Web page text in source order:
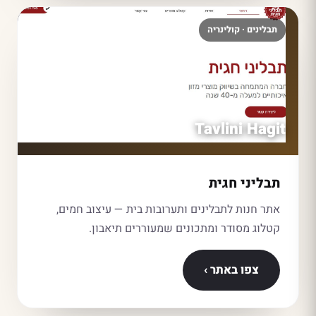
תבלינים · קולינריה
Tavlini Hagit
תבליני חגית
אתר חנות לתבלינים ותערובות בית — עיצוב חמים,
קטלוג מסודר ומתכונים שמעוררים תיאבון.
צפו באתר ›